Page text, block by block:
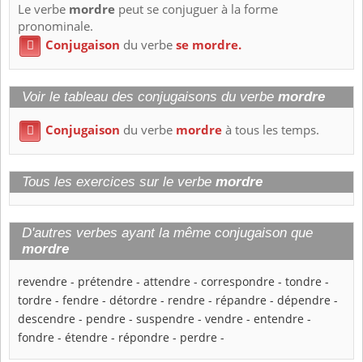
Le verbe mordre peut se conjuguer à la forme
pronominale.
 Conjugaison du verbese mordre.
Voir le tableau des conjugaisons du verbe mordre
 Conjugaison du verbe mordreà tous les temps.
Tous les exercices sur le verbe mordre
D'autres verbes ayant la même conjugaison que
mordre
revendre - prétendre - attendre - correspondre - tondre -
tordre - fendre - détordre - rendre - répandre - dépendre -
descendre - pendre - suspendre - vendre - entendre -
fondre - étendre - répondre - perdre -